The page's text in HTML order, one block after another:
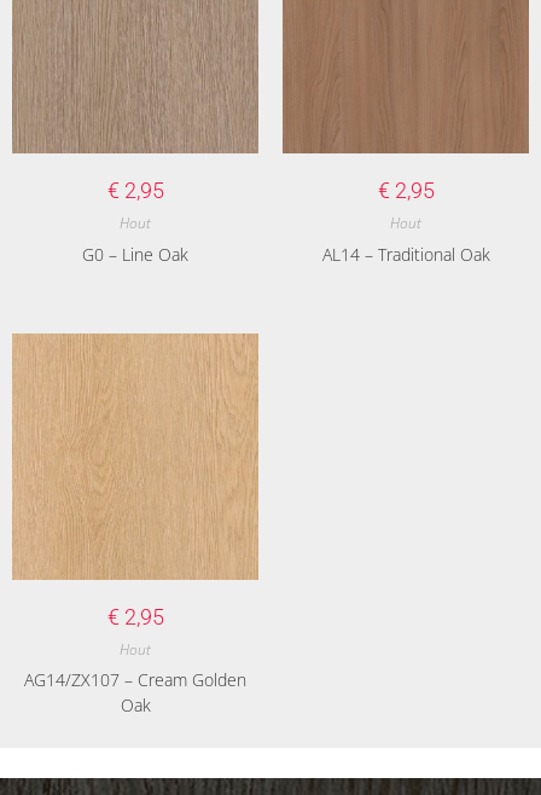
€ 2,95
Hout
G0 – Line Oak
€ 2,95
Hout
AL14 – Traditional Oak
€ 2,95
Hout
AG14/ZX107 – Cream Golden
Oak